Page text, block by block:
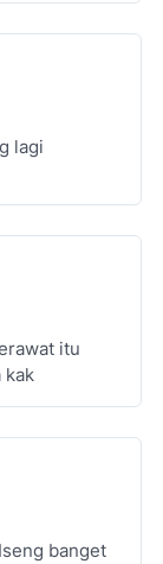
lagi
itu
kak
banget